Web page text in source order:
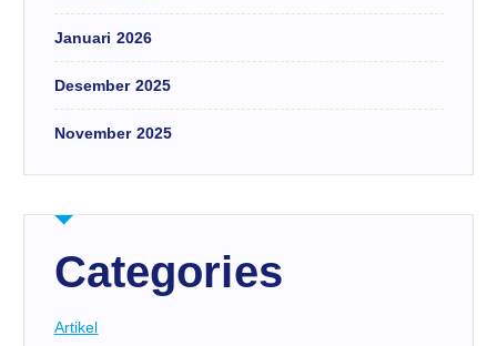
Januari 2026
Desember 2025
November 2025
Categories
Artikel